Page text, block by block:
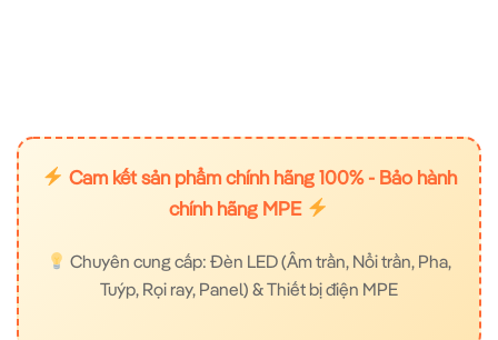
Cam kết sản phẩm chính hãng 100% - Bảo hành
chính hãng MPE
Chuyên cung cấp: Đèn LED (Âm trần, Nổi trần, Pha,
Tuýp, Rọi ray, Panel) & Thiết bị điện MPE